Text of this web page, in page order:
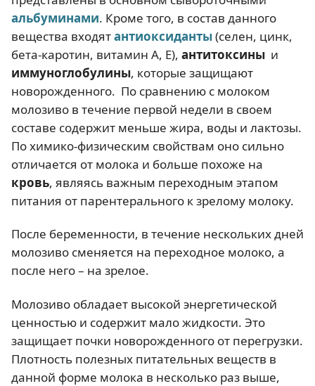
альбуминами. Кроме того, в состав данного
вещества входятантиоксиданты(селен, цинк,
бета-каротин, витамин А, Е), антитоксины и
иммуноглобулины, которые защищают
новорожденного. По сравнению с молоком
молозиво в течение первой недели в своем
составе содержит меньше жира, воды и лактозы.
По химико-физическим свойствам оно сильно
отличается от молока и больше похоже на
кровь, являясь важным переходным этапом
питания от парентерального к зрелому молоку.
После беременности, в течение нескольких дней
молозиво сменяется на переходное молоко, а
после него – на зрелое.
Молозиво обладает высокой энергетической
ценностью и содержит мало жидкости. Это
защищает почки новорожденного от перегрузки.
Плотность полезных питательных веществ в
данной форме молока в несколько раз выше,